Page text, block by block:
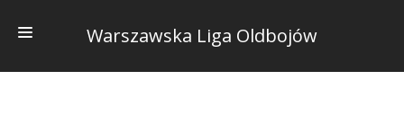
Warszawska Liga Oldbojów